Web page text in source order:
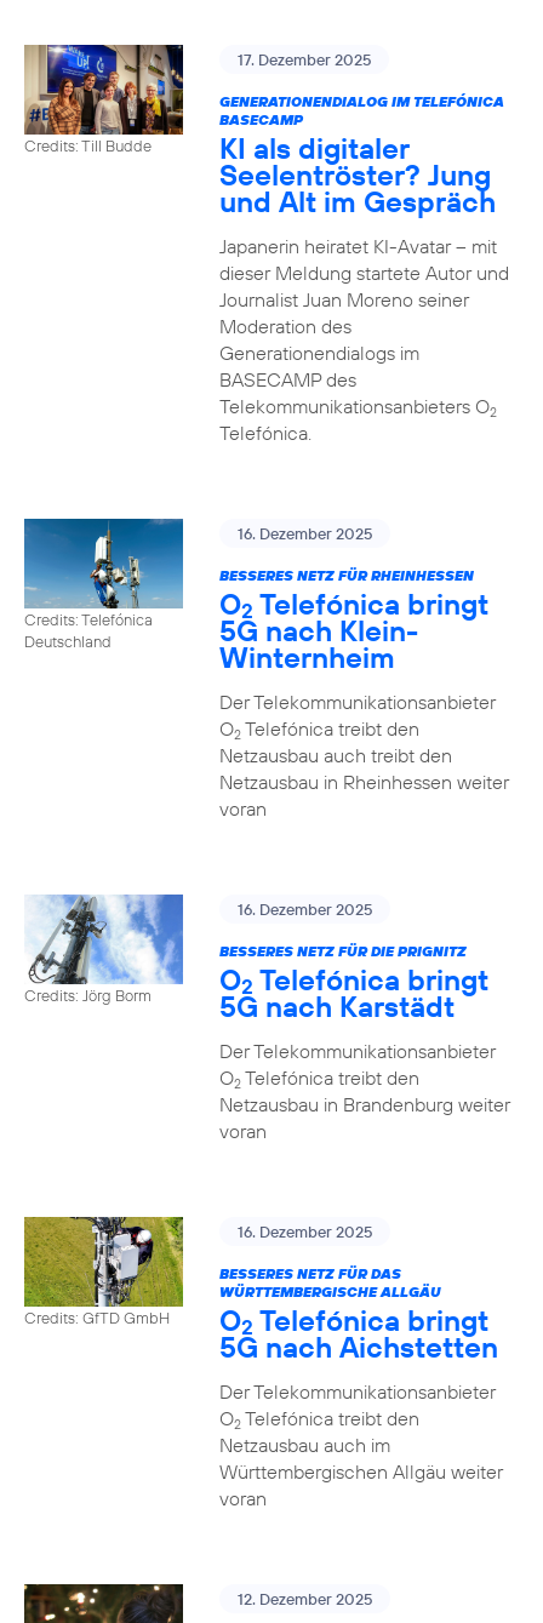
Credits: Till Budde
17. Dezember 2025
GENERATIONENDIALOG IM TELEFÓNICA
BASECAMP
KI als digitaler
Seelentröster? Jung
und Alt im Gespräch
Japanerin heiratet KI-Avatar – mit
dieser Meldung startete Autor und
Journalist Juan Moreno seiner
Moderation des
Generationendialogs im
BASECAMP des
Telekommunikationsanbieters O2
Telefónica.
Credits: Telefónica
Deutschland
16. Dezember 2025
BESSERES NETZ FÜR RHEINHESSEN
O2 Telefónica bringt
5G nach Klein-
Winternheim
Der Telekommunikationsanbieter
O2Telefónica treibt den
Netzausbau auch treibt den
Netzausbau in Rheinhessen weiter
voran
Credits: Jörg Borm
16. Dezember 2025
BESSERES NETZ FÜR DIE PRIGNITZ
O2 Telefónica bringt
5G nach Karstädt
Der Telekommunikationsanbieter
O2Telefónica treibt den
Netzausbau in Brandenburg weiter
voran
Credits: GfTD GmbH
16. Dezember 2025
BESSERES NETZ FÜR DAS
WÜRTTEMBERGISCHE ALLGÄU
O2 Telefónica bringt
5G nach Aichstetten
Der Telekommunikationsanbieter
O2Telefónica treibt den
Netzausbau auch im
Württembergischen Allgäu weiter
voran
12. Dezember 2025